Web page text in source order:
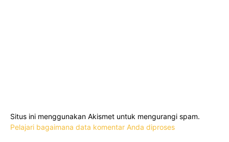
Situs ini menggunakan Akismet untuk mengurangi spam.
Pelajari bagaimana data komentar Anda diproses